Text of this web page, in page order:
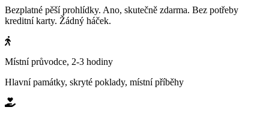
Bezplatné pěší prohlídky. Ano, skutečně zdarma. Bez potřeby
kreditní karty. Žádný háček.
Místní průvodce, 2-3 hodiny
Hlavní památky, skryté poklady, místní příběhy